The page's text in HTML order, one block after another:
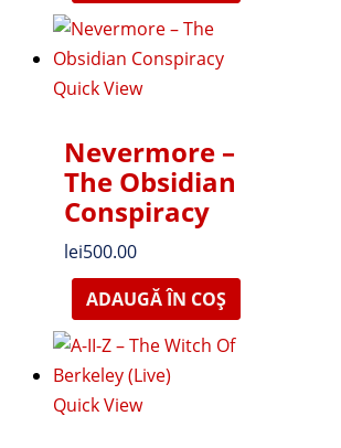
Quick View
Nevermore –
The Obsidian
Conspiracy
lei500.00
ADAUGĂ ÎN COȘ
Quick View